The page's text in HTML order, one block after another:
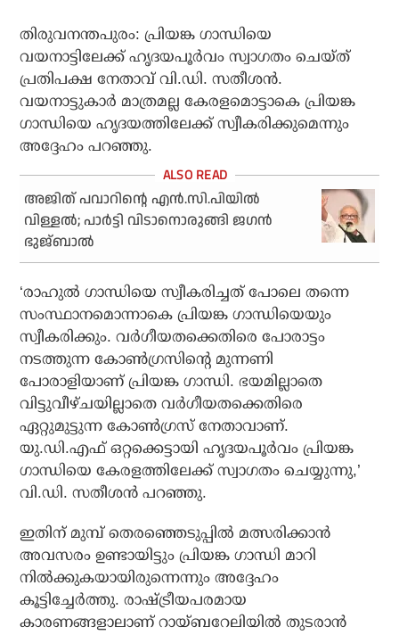
തിരുവനന്തപുരം: പ്രിയങ്ക ഗാന്ധിയെ
വയനാട്ടിലേക്ക് ഹൃദയപൂര്‍വം സ്വാഗതം ചെയ്ത്
പ്രതിപക്ഷ നേതാവ് വി.ഡി. സതീശന്‍.
വയനാട്ടുകാര്‍ മാത്രമല്ല കേരളമൊട്ടാകെ പ്രിയങ്ക
ഗാന്ധിയെ ഹൃദയത്തിലേക്ക് സ്വീകരിക്കുമെന്നും
അദ്ദേഹം പറഞ്ഞു.
അജിത് പവാറിന്റെ എൻ.സി.പിയിൽ
വിള്ളൽ; പാർട്ടി വിടാനൊരുങ്ങി ജഗൻ
ഭുജ്ബാൽ
‘രാഹുല്‍ ഗാന്ധിയെ സ്വീകരിച്ചത് പോലെ തന്നെ
സംസ്ഥാനമൊന്നാകെ പ്രിയങ്ക ഗാന്ധിയെയും
സ്വീകരിക്കും. വര്‍ഗീയതക്കെതിരെ പോരാട്ടം
നടത്തുന്ന കോണ്‍ഗ്രസിന്റെ മുന്നണി
പോരാളിയാണ് പ്രിയങ്ക ഗാന്ധി. ഭയമില്ലാതെ
വിട്ടുവീഴ്ചയില്ലാതെ വര്‍ഗീയതക്കെതിരെ
ഏറ്റുമുട്ടുന്ന കോണ്‍ഗ്രസ് നേതാവാണ്.
യു.ഡി.എഫ് ഒറ്റക്കെട്ടായി ഹൃദയപൂര്‍വം പ്രിയങ്ക
ഗാന്ധിയെ കേരളത്തിലേക്ക് സ്വാഗതം ചെയ്യുന്നു,’
വി.ഡി. സതീശന്‍ പറഞ്ഞു.
ഇതിന് മുമ്പ് തെരഞ്ഞെടുപ്പില്‍ മത്സരിക്കാന്‍
അവസരം ഉണ്ടായിട്ടും പ്രിയങ്ക ഗാന്ധി മാറി
നില്‍ക്കുകയായിരുന്നെന്നും അദ്ദേഹം
കൂട്ടിച്ചേര്‍ത്തു. രാഷ്ട്രീയപരമായ
കാരണങ്ങളാലാണ് റായ്ബറേലിയില്‍ തുടരാന്‍